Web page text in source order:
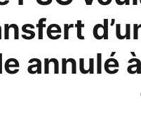
annulé